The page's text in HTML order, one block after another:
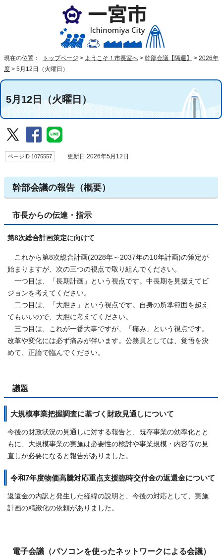
現在の位置： トップページ > ようこそ！市長室へ > 幹部会議【隔週】 > 2026年
度 > 5月12日（火曜日）
5月12日（火曜日）
ページID 1075557 更新日 2026年5月12日
幹部会議の報告（概要）
市長からの伝達・指示
第8次総合計画策定に向けて
これから第8次総合計画(2028年～2037年の10年計画)の策定が
始まりますが、次の三つの視点で取り組んでください。
一つ目は、「長期計画」という視点です。中長期を見据えてビ
ジョンを考えてください。
二つ目は、「大胆さ」という視点です。自身の所掌範囲を超え
てもいいので、大胆に考えてください。
三つ目は、これが一番大事ですが、「痛み」という視点です。
改革や変化には必ず痛みが伴います。公務員としては、覚悟を決
めて、正論で臨んでください。
議題
大規模事業把握調査に基づく財政見通しについて
今後の財政状況の見通しに対する報告と、既存事業の効率化とと
もに、大規模事業の実施は必要性の検討や事業規模・内容等の見
直しが必要になると報告がありました。
令和7年度物価高騰対応重点支援臨時交付金の返還金について
返還金の内訳と発生した経緯の説明と、今後の対応として、実施
計画の精緻化の依頼がありました。
電子会議（パソコンを使ったネットワークによる会議）